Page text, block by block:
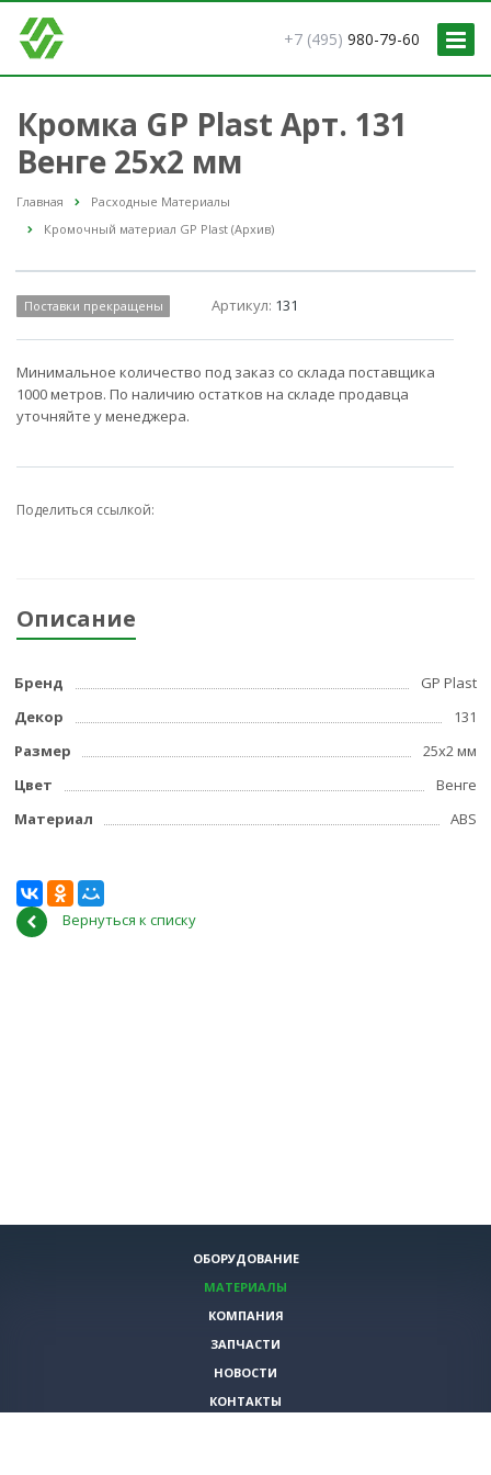
+7 (495) 980-79-60
Кромка GP Plast Арт. 131
Венге 25x2 мм
Главная
Расходные Материалы
Кромочный материал GP Plast (Архив)
Поставки прекращены Артикул: 131
Минимальное количество под заказ со склада поставщика
1000 метров. По наличию остатков на складе продавца
уточняйте у менеджера.
Поделиться ссылкой:
Описание
Бренд
GP Plast
Декор
131
Размер
25x2 мм
Цвет
Венге
Материал
ABS
Вернуться к списку
ОБОРУДОВАНИЕ
МАТЕРИАЛЫ
КОМПАНИЯ
ЗАПЧАСТИ
НОВОСТИ
КОНТАКТЫ